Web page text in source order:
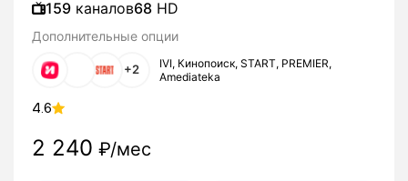
159 каналов68 HD
Дополнительные опции
+2
IVI, Кинопоиск, START, PREMIER,
Amediateka
4.6
2 240 ₽/мес